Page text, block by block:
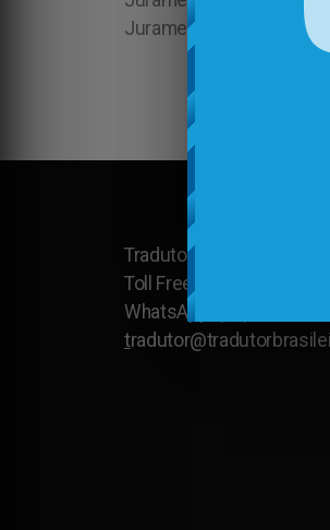
Juramentado em North
Tradutor Brasileiro nos
Toll Free: USA and Canada:
WhatsApp: (+1)
t